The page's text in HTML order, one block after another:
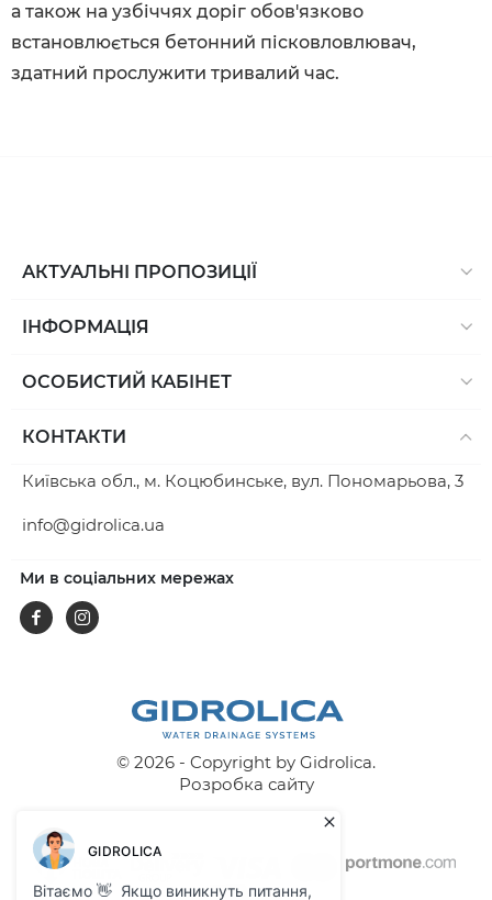
а також на узбіччях доріг обов'язково
встановлюється бетонний пісковловлювач,
здатний прослужити тривалий час.
АКТУАЛЬНІ ПРОПОЗИЦІЇ
ІНФОРМАЦІЯ
ОСОБИСТИЙ КАБІНЕТ
КОНТАКТИ
Київська обл., м. Коцюбинське, вул. Пономарьова, 3
info@gidrolica.ua
Ми в соціальних мережах
FacebookInstagram
© 2026 - Copyright by Gidrolica.
Розробка сайту